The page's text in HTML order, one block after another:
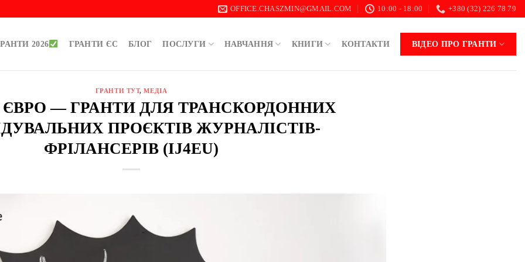
OFFICE.CHASZMIN@GMAIL.COM 10:00 - 18:00 +380 (32) 226 78 79
2026 ГРАНТИ ЄС БЛОГ ПОСЛУГИ НАВЧАННЯ КНИГИ КОНТАКТИ ВІДЕО ПРО ГРАНТИ
ГРАНТИ ТУТ,МЕДІА
ЄВРО — ГРАНТИ ДЛЯ ТРАНСКОРДОННИХ
ПРОЄКТІВ ЖУРНАЛІСТІВ-
ФРІЛАНСЕРІВ (IJ4EU)